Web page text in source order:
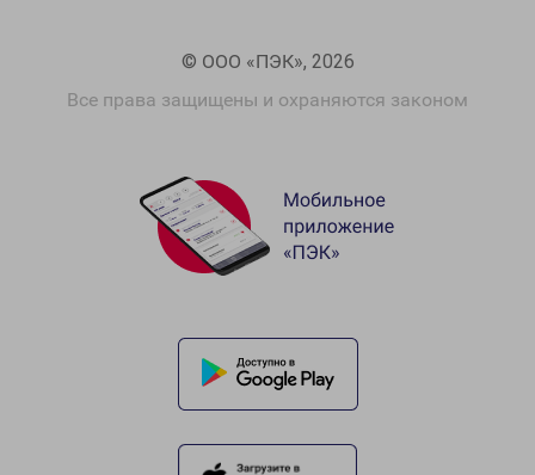
© ООО «ПЭК», 2026
Все права защищены и охраняются законом